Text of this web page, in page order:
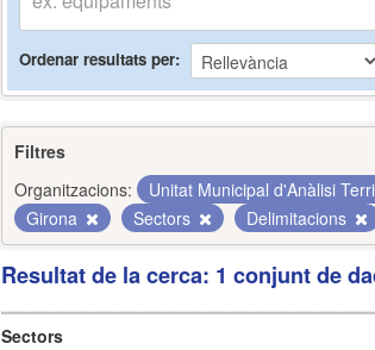
Ordenar resultats per
Filtres
Organitzacions:
Unitat Municipal d'Anàlisi
Girona
Sectors Delimitacions
Resultat de la cerca: 1 conjunt de
Sectors